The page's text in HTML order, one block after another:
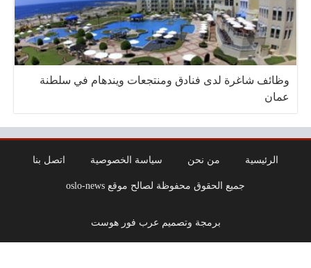
وظائف شاغرة لدى فنادق ومنتجعات ويندهام في سلطنة
عمان
الرئيسية من نحن سياسة الخصوصية اتصل بنا
جميع الحقوق محفوظة لصالح موقع oslo-news
برمجة وتصميم عرب فور هوست